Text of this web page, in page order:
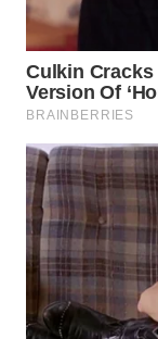
WN
TAPANULI
TENGAH
WN DELI
SERDANG
WN
TEBING
TINGGI
WN
PAKPAK